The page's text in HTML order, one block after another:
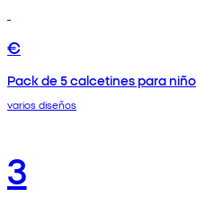
€
Pack de 5 calcetines para niño
varios diseños
3